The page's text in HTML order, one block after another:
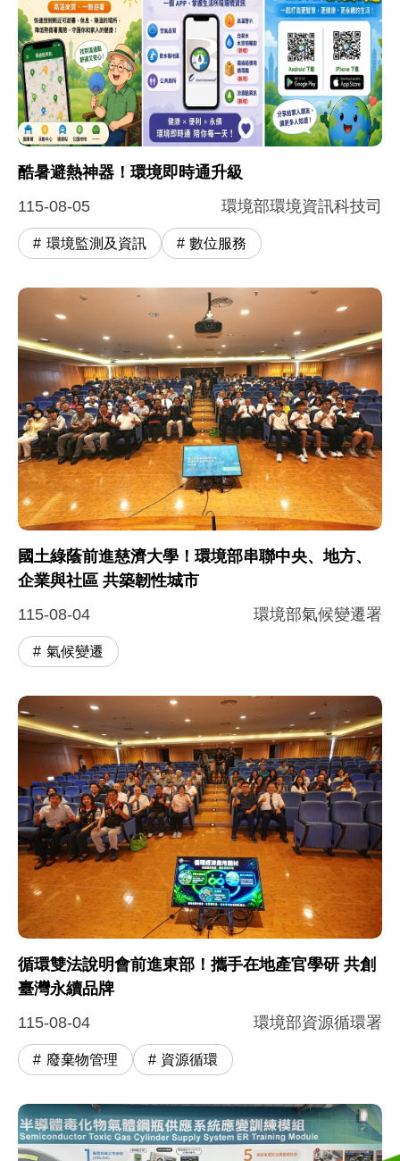
酷暑避熱神器！環境即時通升級
115-08-05
環境部環境資訊科技司
環境監測及資訊 數位服務
國土綠蔭前進慈濟大學！環境部串聯中央、地方、
企業與社區 共築韌性城市
115-08-04
環境部氣候變遷署
氣候變遷
循環雙法說明會前進東部！攜手在地產官學研 共創
臺灣永續品牌
115-08-04
環境部資源循環署
廢棄物管理 資源循環